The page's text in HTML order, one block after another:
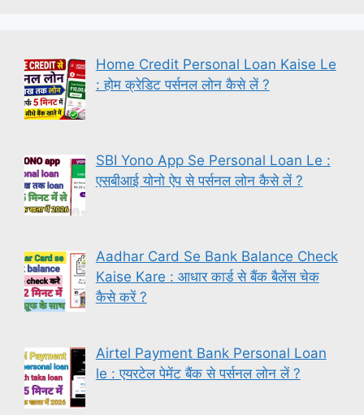
Home Credit Personal Loan Kaise Le
: होम क्रेडिट पर्सनल लोन कैसे लें ?
SBI Yono App Se Personal Loan Le :
एसबीआई योनो ऐप से पर्सनल लोन कैसे लें ?
Aadhar Card Se Bank Balance Check
Kaise Kare : आधार कार्ड से बैंक बैलेंस चेक
कैसे करें ?
Airtel Payment Bank Personal Loan
le : एयरटेल पेमेंट बैंक से पर्सनल लोन लें ?